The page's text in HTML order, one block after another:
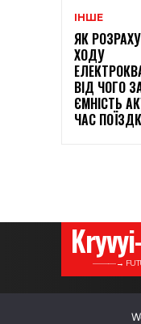
ІНШЕ
ЯК
ХОДУ
ВІД ЧОГО
ЄМНІСТЬ
ЧАС
———→